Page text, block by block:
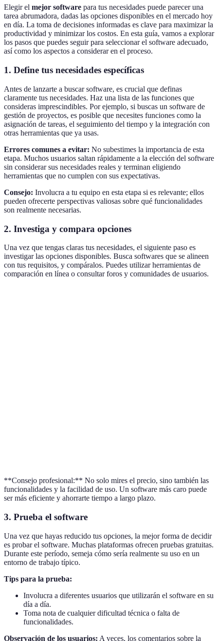
Elegir el mejor software para tus necesidades puede parecer una
tarea abrumadora, dadas las opciones disponibles en el mercado hoy
en día. La toma de decisiones informadas es clave para maximizar la
productividad y minimizar los costos. En esta guía, vamos a explorar
los pasos que puedes seguir para seleccionar el software adecuado,
así como los aspectos a considerar en el proceso.
1. Define tus necesidades específicas
Antes de lanzarte a buscar software, es crucial que definas
claramente tus necesidades. Haz una lista de las funciones que
consideras imprescindibles. Por ejemplo, si buscas un software de
gestión de proyectos, es posible que necesites funciones como la
asignación de tareas, el seguimiento del tiempo y la integración con
otras herramientas que ya usas.
Errores comunes a evitar: No subestimes la importancia de esta
etapa. Muchos usuarios saltan rápidamente a la elección del software
sin considerar sus necesidades reales y terminan eligiendo
herramientas que no cumplen con sus expectativas.
Consejo: Involucra a tu equipo en esta etapa si es relevante; ellos
pueden ofrecerte perspectivas valiosas sobre qué funcionalidades
son realmente necesarias.
2. Investiga y compara opciones
Una vez que tengas claras tus necesidades, el siguiente paso es
investigar las opciones disponibles. Busca softwares que se alineen
con tus requisitos, y compáralos. Puedes utilizar herramientas de
comparación en línea o consultar foros y comunidades de usuarios.
**Consejo profesional:** No solo mires el precio, sino también las
funcionalidades y la facilidad de uso. Un software más caro puede
ser más eficiente y ahorrarte tiempo a largo plazo.
3. Prueba el software
Una vez que hayas reducido tus opciones, la mejor forma de decidir
es probar el software. Muchas plataformas ofrecen pruebas gratuitas.
Durante este período, semeja cómo sería realmente su uso en un
entorno de trabajo típico.
Tips para la prueba:
Involucra a diferentes usuarios que utilizarán el software en su
día a día.
Toma nota de cualquier dificultad técnica o falta de
funcionalidades.
Observación de los usuarios: A veces, los comentarios sobre la